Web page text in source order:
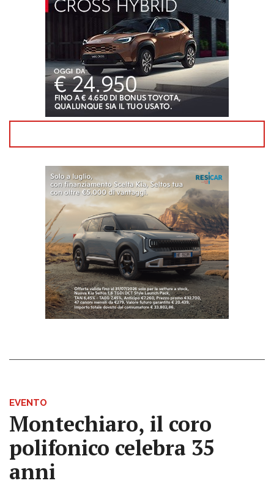
EVENTO
Montechiaro, il coro
polifonico celebra 35
anni